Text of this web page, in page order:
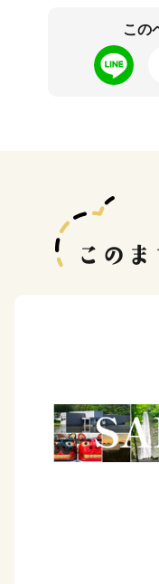
この